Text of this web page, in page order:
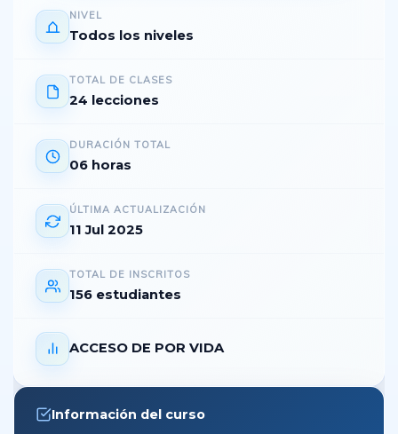
NIVEL
Todos los niveles
TOTAL DE CLASES
24 lecciones
DURACIÓN TOTAL
06 horas
ÚLTIMA ACTUALIZACIÓN
11 Jul 2025
TOTAL DE INSCRITOS
156 estudiantes
ACCESO DE POR VIDA
Información del curso